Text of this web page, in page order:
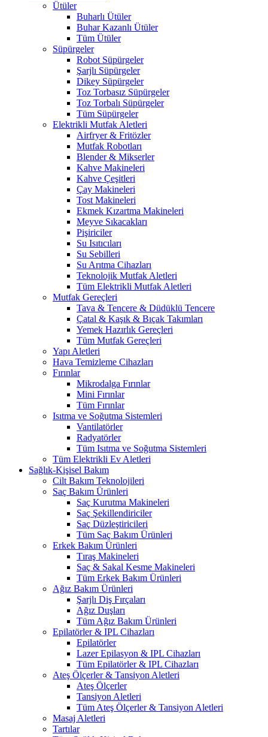
Ütüler
Buharlı Ütüler
Buhar Kazanlı Ütüler
Tüm Ütüler
Süpürgeler
Robot Süpürgeler
Şarjlı Süpürgeler
Dikey Süpürgeler
Toz Torbasız Süpürgeler
Toz Torbalı Süpürgeler
Tüm Süpürgeler
Elektrikli Mutfak Aletleri
Airfryer & Fritözler
Mutfak Robotları
Blender & Mikserler
Kahve Makineleri
Kahve Çeşitleri
Çay Makineleri
Tost Makineleri
Ekmek Kızartma Makineleri
Meyve Sıkacakları
Pişiriciler
Su Isıtıcıları
Su Sebilleri
Su Arıtma Cihazları
Teknolojik Mutfak Aletleri
Tüm Elektrikli Mutfak Aletleri
Mutfak Gereçleri
Tava & Tencere & Düdüklü Tencere
Çatal & Kaşık & Bıçak Takımları
Yemek Hazırlık Gereçleri
Tüm Mutfak Gereçleri
Yapı Aletleri
Hava Temizleme Cihazları
Fırınlar
Mikrodalga Fırınlar
Mini Fırınlar
Tüm Fırınlar
Isıtma ve Soğutma Sistemleri
Vantilatörler
Radyatörler
Tüm Isıtma ve Soğutma Sistemleri
Tüm Elektrikli Ev Aletleri
Sağlık-Kişisel Bakım
Cilt Bakım Teknolojileri
Saç Bakım Ürünleri
Saç Kurutma Makineleri
Saç Şekillendiriciler
Saç Düzleştiricileri
Tüm Saç Bakım Ürünleri
Erkek Bakım Ürünleri
Tıraş Makineleri
Saç & Sakal Kesme Makineleri
Tüm Erkek Bakım Ürünleri
Ağız Bakım Ürünleri
Şarjlı Diş Fırçaları
Ağız Duşları
Tüm Ağız Bakım Ürünleri
Epilatörler & IPL Cihazları
Epilatörler
Lazer Epilasyon & IPL Cihazları
Tüm Epilatörler & IPL Cihazları
Ateş Ölçerler & Tansiyon Aletleri
Ateş Ölçerler
Tansiyon Aletleri
Tüm Ateş Ölçerler & Tansiyon Aletleri
Masaj Aletleri
Tartılar